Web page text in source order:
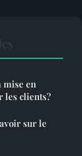
mise en
les clients?
sur le